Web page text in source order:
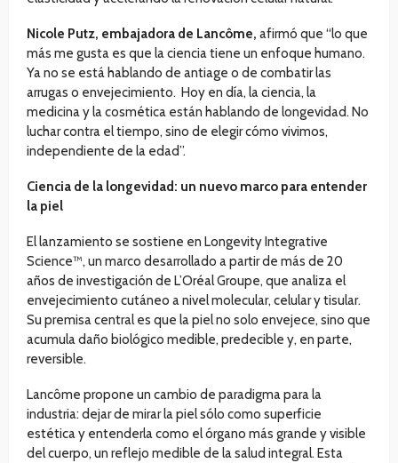
Nicole Putz, embajadora de Lancôme, afirmó que “lo que
más me gusta es que la ciencia tiene un enfoque humano.
Ya no se está hablando de antiage o de combatir las
arrugas o envejecimiento. Hoy en día, la ciencia, la
medicina y la cosmética están hablando de longevidad. No
luchar contra el tiempo, sino de elegir cómo vivimos,
independiente de la edad”.
Ciencia de la longevidad: un nuevo marco para entender
la piel
El lanzamiento se sostiene en Longevity Integrative
Science™, un marco desarrollado a partir de más de 20
años de investigación de L’Oréal Groupe, que analiza el
envejecimiento cutáneo a nivel molecular, celular y tisular.
Su premisa central es que la piel no solo envejece, sino que
acumula daño biológico medible, predecible y, en parte,
reversible.
Lancôme propone un cambio de paradigma para la
industria: dejar de mirar la piel sólo como superficie
estética y entenderla como el órgano más grande y visible
del cuerpo, un reflejo medible de la salud integral. Esta